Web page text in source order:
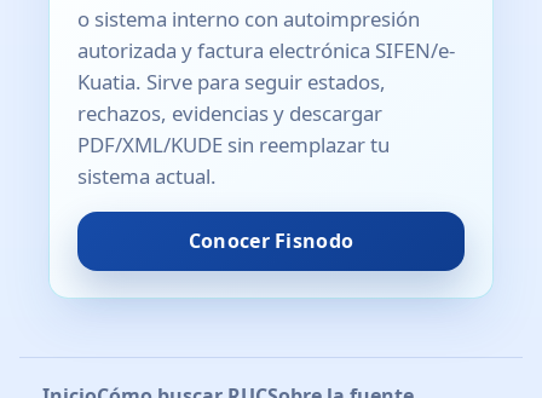
o sistema interno con autoimpresión
autorizada y factura electrónica SIFEN/e-
Kuatia. Sirve para seguir estados,
rechazos, evidencias y descargar
PDF/XML/KUDE sin reemplazar tu
sistema actual.
Conocer Fisnodo